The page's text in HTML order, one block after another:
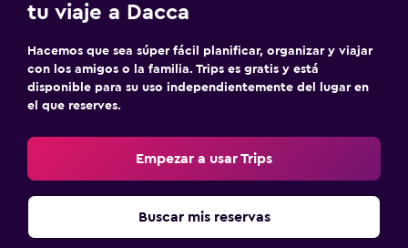
tu viaje a Dacca
Hacemos que sea súper fácil planificar, organizar y viajar
con los amigos o la familia. Trips es gratis y está
disponible para su uso independientemente del lugar en
el que reserves.
Empezar a usar Trips
Buscar mis reservas